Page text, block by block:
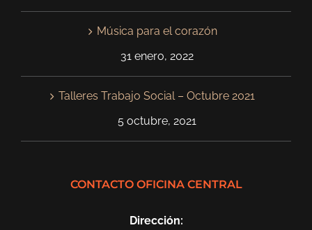
Música para el corazón
31 enero, 2022
Talleres Trabajo Social – Octubre 2021
5 octubre, 2021
CONTACTO OFICINA CENTRAL
Dirección: